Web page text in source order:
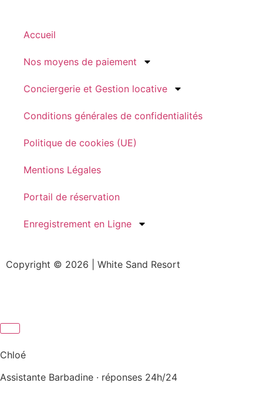
Accueil
Nos moyens de paiement
Conciergerie et Gestion locative
Conditions générales de confidentialités
Politique de cookies (UE)
Mentions Légales
Portail de réservation
Enregistrement en Ligne
Copyright © 2026 | White Sand Resort
Chloé
Assistante Barbadine · réponses 24h/24